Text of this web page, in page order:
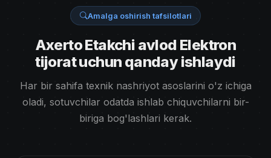
Amalga oshirish tafsilotlari
Axerto Etakchi avlod Elektron
tijorat uchun qanday ishlaydi
Har bir sahifa texnik nashriyot asoslarini o'z ichiga
oladi, sotuvchilar odatda ishlab chiquvchilarni bir-
biriga bog'lashlari kerak.